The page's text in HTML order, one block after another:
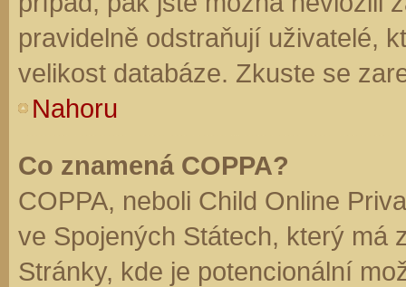
pravidelně odstraňují uživatelé,
velikost databáze. Zkuste se
Nahoru
Co znamená COPPA?
COPPA, neboli Child Online
ve Spojených Státech, který má
Stránky, kde je potencionální